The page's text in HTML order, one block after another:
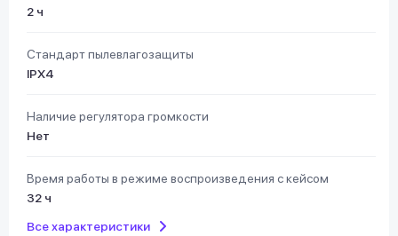
2 ч
Стандарт пылевлагозащиты
IPX4
Наличие регулятора громкости
Нет
Время работы в режиме воспроизведения с кейсом
32 ч
Все характеристики